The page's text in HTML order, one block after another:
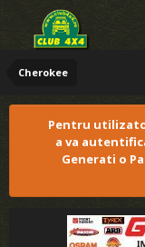
Cherokee
Pentru
a va
Generati o